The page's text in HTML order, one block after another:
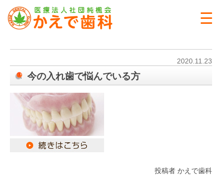
2020.11.23
今の入れ歯で悩んでいる方
投稿者 かえで歯科